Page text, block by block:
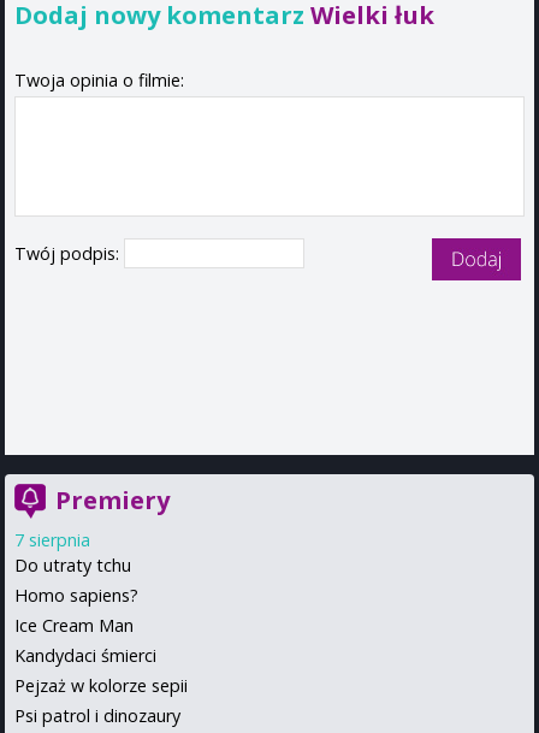
Dodaj nowy komentarz Wielki łuk
Twoja opinia o filmie:
Twój podpis:
Premiery
7 sierpnia
Do utraty tchu
Homo sapiens?
Ice Cream Man
Kandydaci śmierci
Pejzaż w kolorze sepii
Psi patrol i dinozaury